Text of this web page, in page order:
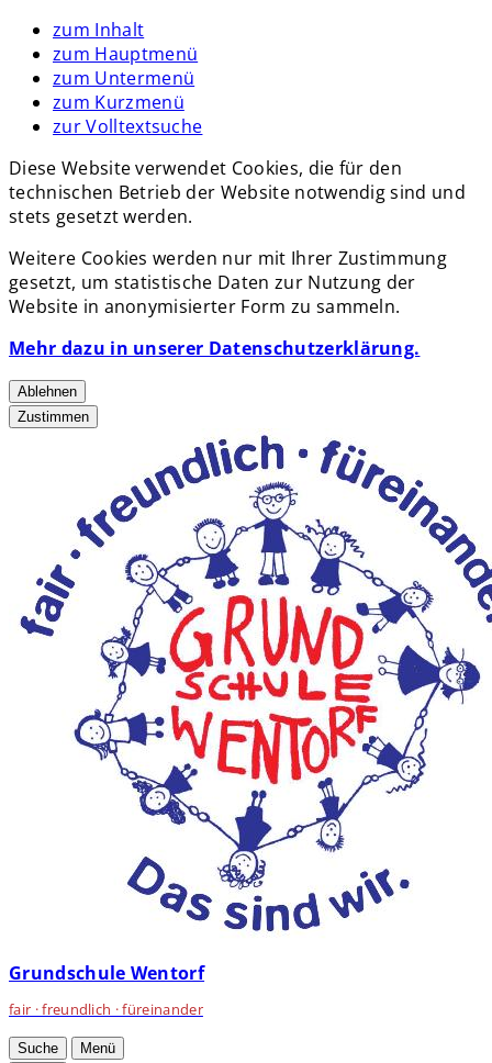
zum Inhalt
zum Hauptmenü
zum Untermenü
zum Kurzmenü
zur Volltextsuche
Diese Website verwendet Cookies, die für den
technischen Betrieb der Website notwendig sind und
stets gesetzt werden.
Weitere Cookies werden nur mit Ihrer Zustimmung
gesetzt, um statistische Daten zur Nutzung der
Website in anonymisierter Form zu sammeln.
Mehr dazu in unserer Datenschutzerklärung.
Ablehnen
Zustimmen
Grundschule Wentorf
fair · freundlich · füreinander
Suche
Menü